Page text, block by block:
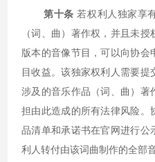
第十条 若权利人独家享
（词、曲）著作权，并且未
版本的音像节目，可以向协
目收益。该独家权利人需要提
涉及的音乐作品（词、曲）著
担由此造成的所有法律风险。
品清单和承诺书在官网进行公
利人转付由该词曲制作的全部